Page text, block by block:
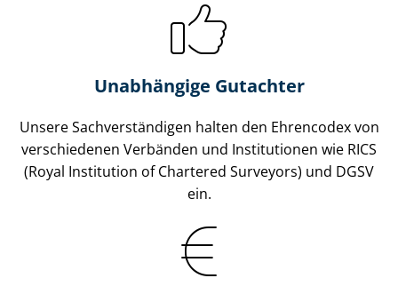
Unabhängige Gutachter
Unsere Sach­ver­stän­di­gen halten den Ehrencodex von
verschiedenen Verbänden und Institutionen wie RICS
(Royal Institution of Chartered Surveyors) und DGSV
ein.